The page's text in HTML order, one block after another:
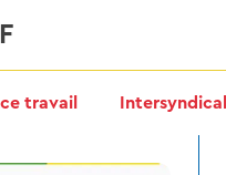
travail Intersyndical